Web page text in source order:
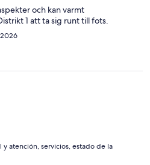
och kan varmt
1 att ta sig runt till fots.
y atención, servicios, estado de la